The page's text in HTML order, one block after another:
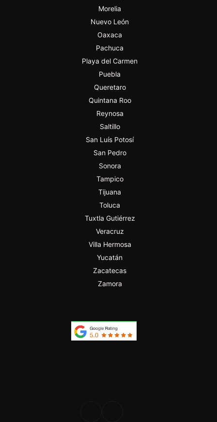
Morelia
Nuevo León
Oaxaca
Pachuca
Playa del Carmen
Puebla
Queretaro
Quintana Roo
Reynosa
Saltillo
San Luís Potosí
San Pedro
Sonora
Tampico
Tijuana
Toluca
Tuxtla Gutiérrez
Veracruz
Villa Hermosa
Yucatán
Zacatecas
Zamora